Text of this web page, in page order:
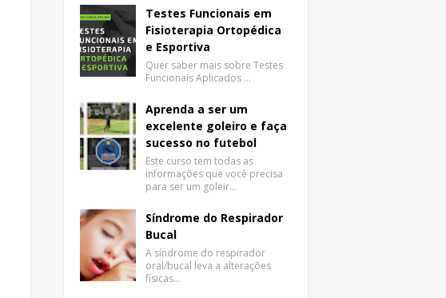
Testes Funcionais em
Fisioterapia Ortopédica
e Esportiva
Quer saber mais sobre Testes
Funcionais Aplicados …
Aprenda a ser um
excelente goleiro e faça
sucesso no futebol
Este curso tem todas as
informações que você precisa
para ser um goleir…
Síndrome do Respirador
Bucal
A síndrome do respirador
oral/bucal leva a alterações
físicas…